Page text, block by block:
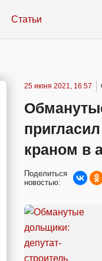
Статьи
25 июня 2021, 16:57
краном в
Поделиться
новостью: